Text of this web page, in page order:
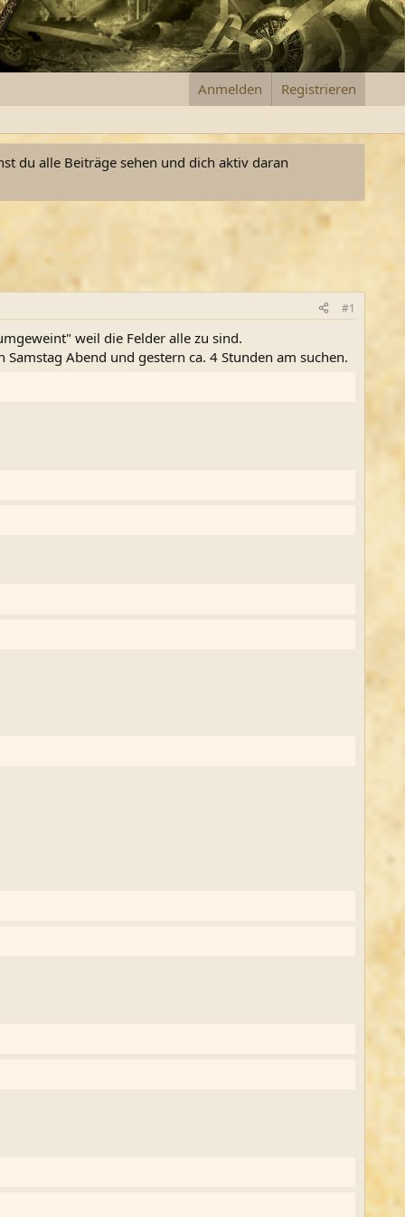
Anmelden Registrieren
du alle Beiträge sehen und dich aktiv daran
#1
weil die Felder alle zu sind.
Abend und gestern ca. 4 Stunden am suchen.